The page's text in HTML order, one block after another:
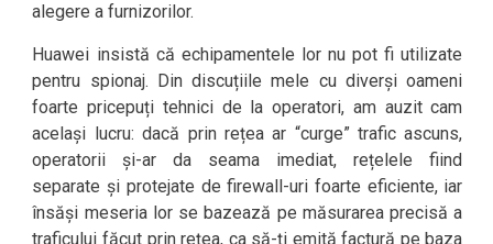
alegere a furnizorilor.
Huawei insistă că echipamentele lor nu pot fi utilizate
pentru spionaj. Din discuțiile mele cu diverși oameni
foarte pricepuți tehnici de la operatori, am auzit cam
același lucru: dacă prin rețea ar “curge” trafic ascuns,
operatorii și-ar da seama imediat, rețelele fiind
separate și protejate de firewall-uri foarte eficiente, iar
însăși meseria lor se bazează pe măsurarea precisă a
traficului făcut prin rețea, ca să-ți emită factură pe baza